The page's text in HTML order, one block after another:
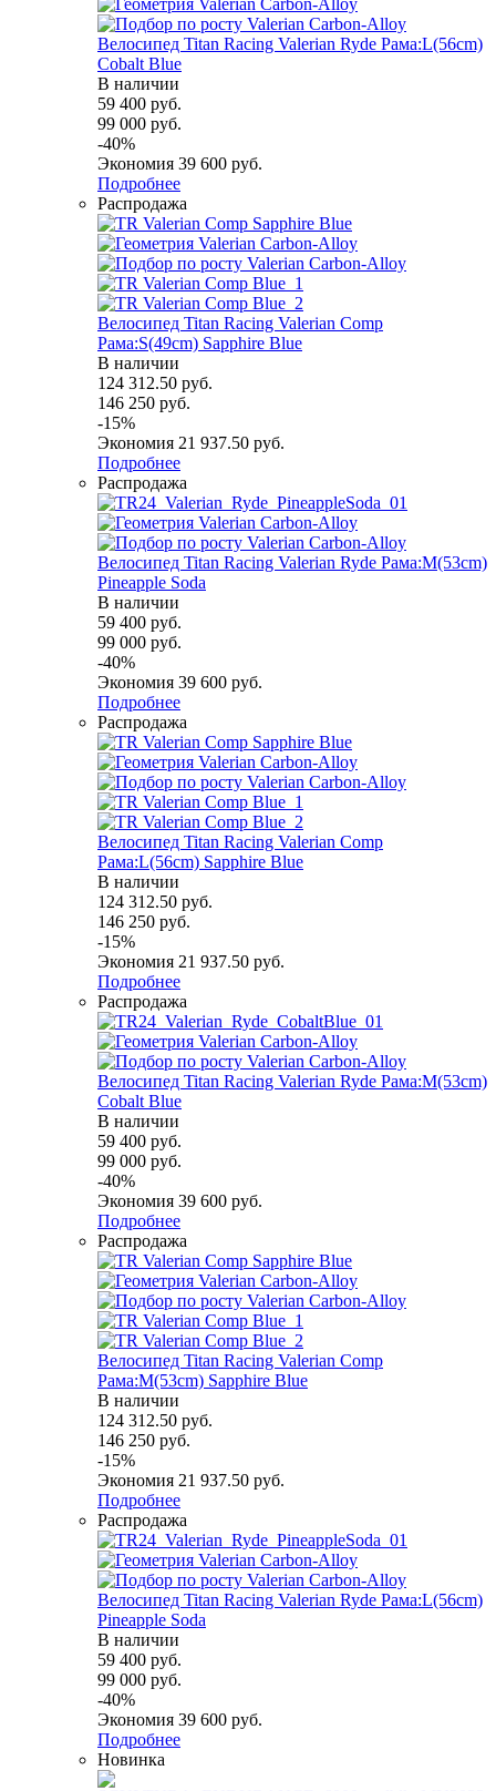
Велосипед Titan Racing Valerian Ryde Рама:L(56cm)
Cobalt Blue
В наличии
59 400 руб.
99 000 руб.
-40%
Экономия 39 600 руб.
Подробнее
Распродажа
Велосипед Titan Racing Valerian Comp
Рама:S(49cm) Sapphire Blue
В наличии
124 312.50 руб.
146 250 руб.
-15%
Экономия 21 937.50 руб.
Подробнее
Распродажа
Велосипед Titan Racing Valerian Ryde Рама:M(53cm)
Pineapple Soda
В наличии
59 400 руб.
99 000 руб.
-40%
Экономия 39 600 руб.
Подробнее
Распродажа
Велосипед Titan Racing Valerian Comp
Рама:L(56cm) Sapphire Blue
В наличии
124 312.50 руб.
146 250 руб.
-15%
Экономия 21 937.50 руб.
Подробнее
Распродажа
Велосипед Titan Racing Valerian Ryde Рама:M(53cm)
Cobalt Blue
В наличии
59 400 руб.
99 000 руб.
-40%
Экономия 39 600 руб.
Подробнее
Распродажа
Велосипед Titan Racing Valerian Comp
Рама:M(53cm) Sapphire Blue
В наличии
124 312.50 руб.
146 250 руб.
-15%
Экономия 21 937.50 руб.
Подробнее
Распродажа
Велосипед Titan Racing Valerian Ryde Рама:L(56cm)
Pineapple Soda
В наличии
59 400 руб.
99 000 руб.
-40%
Экономия 39 600 руб.
Подробнее
Новинка